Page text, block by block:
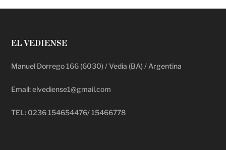
EL VEDIENSE
Manuel Dorrego 166 (6030) / Vedia (BA) / Argentina
Email: elvediense1@gmail.com
TEL: 0236 154654476/ 15466778